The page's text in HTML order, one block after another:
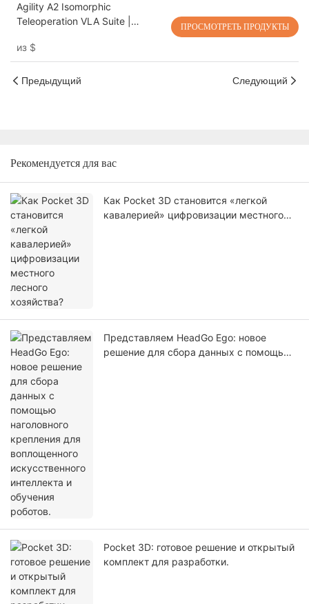
Agility A2 Isomorphic
Teleoperation VLA Suite |
платформа "лидер-
последователь" для
исследований в области
из $
ПРОСМОТРЕТЬ ПРОДУКТЫ
Предыдущий Следующий
Рекомендуется для вас
Как Pocket 3D становится «легкой
кавалерией» цифровизации местного
Представляем HeadGo Ego: новое
решение для сбора данных с помощью
Pocket 3D: готовое решение и открытый
комплект для разработки.